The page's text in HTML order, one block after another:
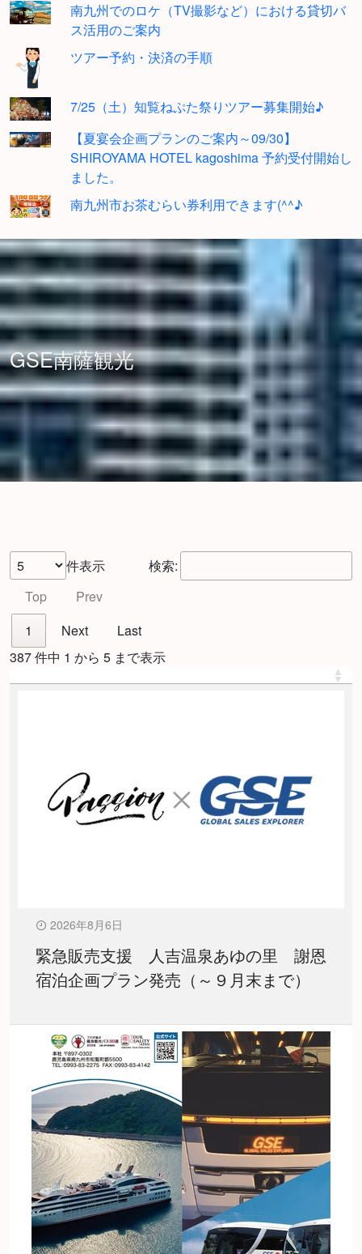
南九州でのロケ（TV撮影など）における貸切バ
ス活用のご案内
ツアー予約・決済の手順
7/25（土）知覧ねぷた祭りツアー募集開始♪
【夏宴会企画プランのご案内～09/30】
SHIROYAMA HOTEL kagoshima 予約受付開始し
ました。
南九州市お茶むらい券利用できます(^^♪
GSE南薩観光
件表示
検索:
Top
Prev
1
Next
Last
387 件中 1 から 5 まで表示
2026年8月6日
緊急販売支援 人吉温泉あゆの里 謝恩
宿泊企画プラン発売（～９月末まで）